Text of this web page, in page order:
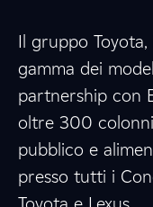
Il gruppo Toyota,
gamma dei
partnership con
oltre 300
pubblico e
presso tutti i